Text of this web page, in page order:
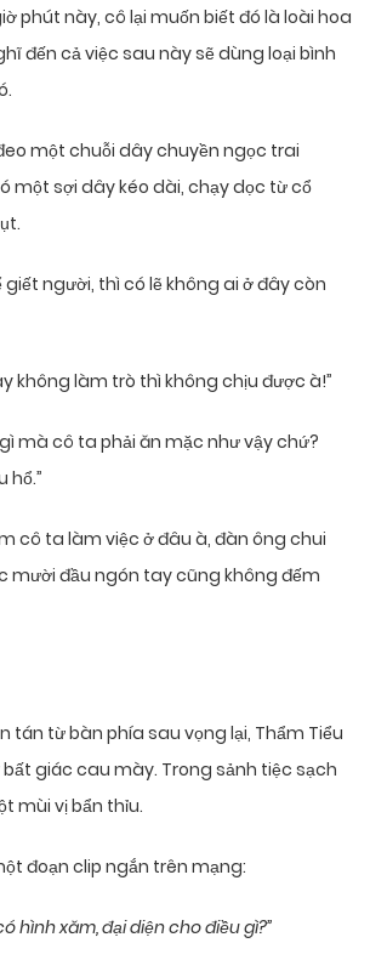
phút này, cô lại muốn biết đó là loài hoa
đến cả việc sau này sẽ dùng loại bình
một chuỗi dây chuyền ngọc trai
một sợi dây kéo dài, chạy dọc từ cổ
giết người, thì có lẽ không ai ở đây còn
không làm trò thì không chịu được à!”
mà cô ta phải ăn mặc như vậy chứ?
hổ.”
cô ta làm việc ở đâu à, đàn ông chui
mười đầu ngón tay cũng không đếm
tán từ bàn phía sau vọng lại, Thẩm Tiểu
giác cau mày. Trong sảnh tiệc sạch
mùi vị bẩn thỉu.
đoạn clip ngắn trên mạng:
hình xăm, đại diện cho điều gì?”